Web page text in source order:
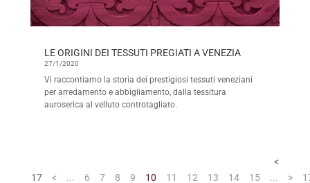
LE ORIGINI DEI TESSUTI PREGIATI A VENEZIA
27/1/2020
Vi raccontiamo la storia dei prestigiosi tessuti veneziani
per arredamento e abbigliamento, dalla tessitura
auroserica al velluto controtagliato.
<
17
< ... 6 7 8 9 10 11 12 13 14 15 ... >